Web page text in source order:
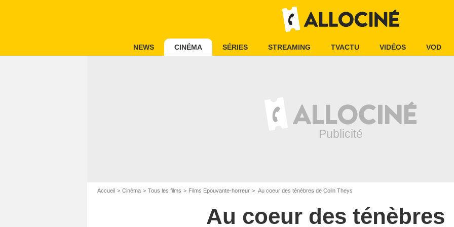
NEWS CINÉMA SÉRIES STREAMING TVACTU VIDÉOS VOD
Accueil Cinéma Tous les films Films Epouvante-horreur Au coeur des ténèbres de Colin Theys
Au coeur des ténèbres